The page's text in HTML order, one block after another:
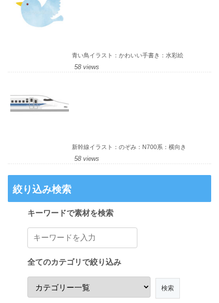
青い鳥イラスト：かわいい手書き：水彩絵
58 views
新幹線イラスト：のぞみ：N700系：横向き
58 views
絞り込み検索
キーワードで素材を検索
全てのカテゴリで絞り込み